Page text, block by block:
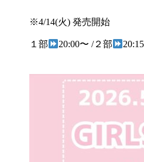
※4/14(火) 発売開始
１部 20:00〜 /２部